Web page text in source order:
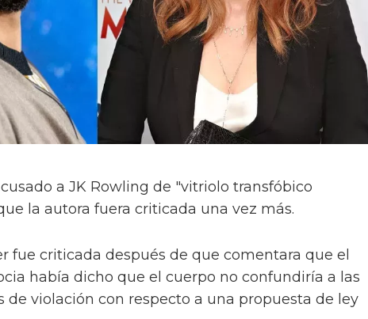
a JK Rowling de "vitriolo transfóbico
la autora fuera criticada una vez más.
fue criticada después de que comentara que el
había dicho que el cuerpo no confundiría a las
de violación con respecto a una propuesta de ley